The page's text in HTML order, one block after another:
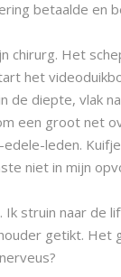
betaalde en
chirurg. Het
het
de diepte, vlak
een groot net
leden.
niet in mijn
struin naar de
getikt. Het